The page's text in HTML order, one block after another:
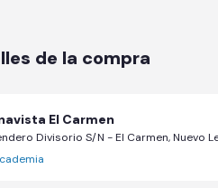
de la compra
El Carmen